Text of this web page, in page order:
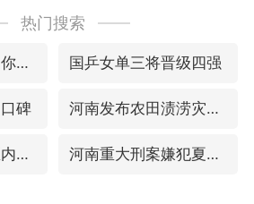
热门搜索
微信又有新功能，你可以“撤回”你的撤回了！ 国乒女单三将晋级四强
碑 河南发布农田渍涝灾害风险预警
新疆优化调整景区内自驾服务费 河南重大刑案嫌犯夏某钢落网